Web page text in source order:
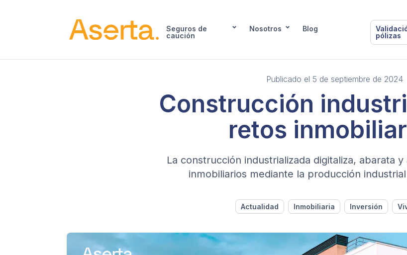
Seguros de
caución
Nosotros Blog
pólizas
Publicado el 5 de septiembre de 2024
Construcción
retos
La construcción industrializada digitaliza, abarata
inmobiliarios mediante la producción
Actualidad Inmobiliaria Inversión